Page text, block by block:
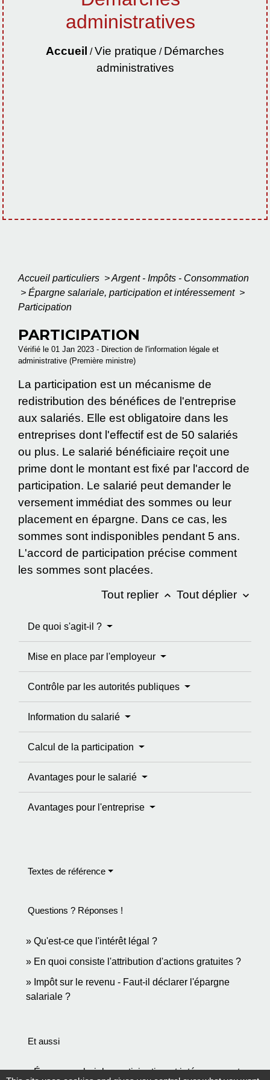
administratives
Accueil /Vie pratique / Démarches
administratives
Accueil particuliers >Argent - Impôts - Consommation
> Épargne salariale, participation et intéressement >
Participation
PARTICIPATION
Vérifié le 01 Jan 2023 - Direction de l'information légale et
administrative (Première ministre)
La participation est un mécanisme de
redistribution des bénéfices de l'entreprise
aux salariés. Elle est obligatoire dans les
entreprises dont l'effectif est de 50 salariés
ou plus. Le salarié bénéficiaire reçoit une
prime dont le montant est fixé par l'accord de
participation. Le salarié peut demander le
versement immédiat des sommes ou leur
placement en épargne. Dans ce cas, les
sommes sont indisponibles pendant 5 ans.
L'accord de participation précise comment
les sommes sont placées.
Tout replier keyboard_arrow_up Tout déplier keyboard_arrow_down
De quoi s'agit-il ?
Mise en place par l'employeur
Contrôle par les autorités publiques
Information du salarié
Calcul de la participation
Avantages pour le salarié
Avantages pour l'entreprise
Textes de référence
Questions ? Réponses !
Qu'est-ce que l'intérêt légal ?
En quoi consiste l'attribution d'actions gratuites ?
Impôt sur le revenu - Faut-il déclarer l'épargne
salariale ?
Et aussi
Épargne salariale, participation et intéressement